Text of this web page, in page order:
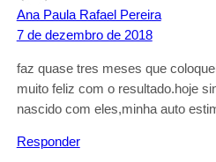
Ana Paula Rafael Pereira
7 de dezembro de 2018
faz quase tres meses que
muito feliz com o resultado.hoje
nascido com eles,minha auto
Responder